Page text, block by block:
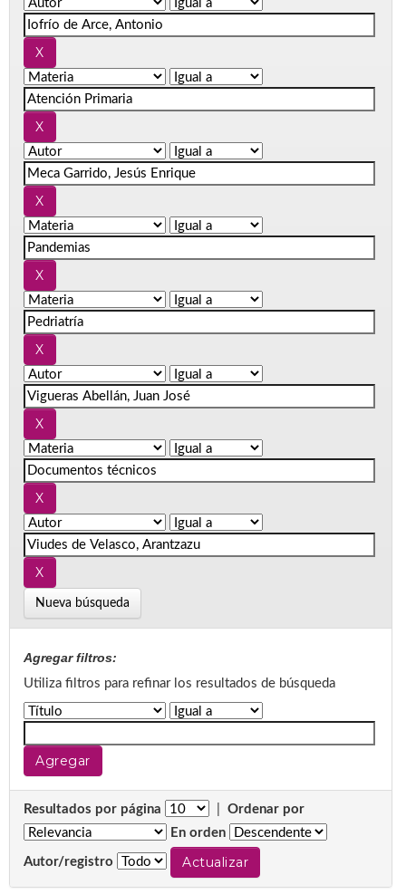
Nueva búsqueda
Agregar filtros:
Utiliza filtros para refinar los resultados de búsqueda
Resultados por página
Ordenar por
En orden
Autor/registro